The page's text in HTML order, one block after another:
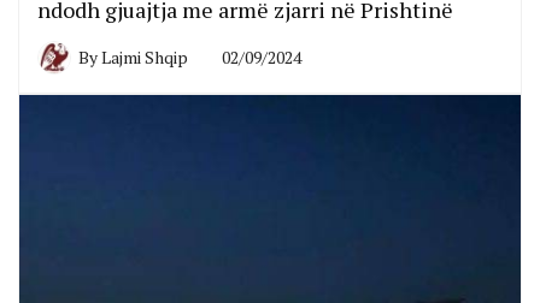
ndodh gjuajtja me armë zjarri në Prishtinë
ByLajmi Shqip 02/09/2024